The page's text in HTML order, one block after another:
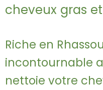
cheveux gras
Riche en
incontournable
nettoie votre